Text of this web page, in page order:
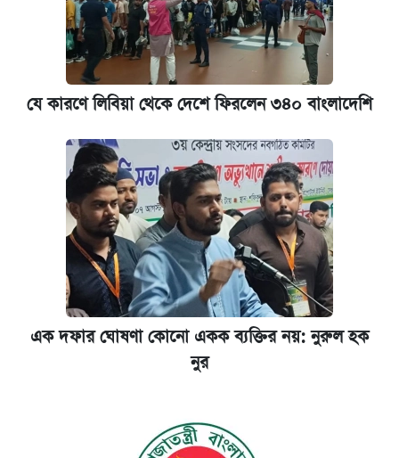
যে কারণে লিবিয়া থেকে দেশে ফিরলেন ৩৪০ বাংলাদেশি
এক দফার ঘোষণা কোনো একক ব্যক্তির নয়: নুরুল হক
নুর